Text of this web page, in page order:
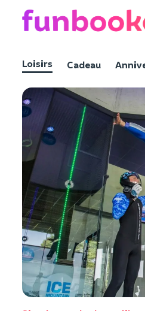
Loisirs Cadeau